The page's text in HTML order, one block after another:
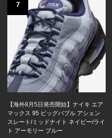
7
【海外8月5日発売開始】ナイキ エア
マックス 95 ビッグバブル アシェン
スレート/ミッドナイト ネイビー/ライ
ト アーモリー ブルー